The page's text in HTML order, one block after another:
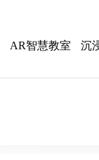
AR智慧教室 沉